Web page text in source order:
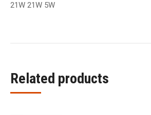
21W 21W 5W
Related products